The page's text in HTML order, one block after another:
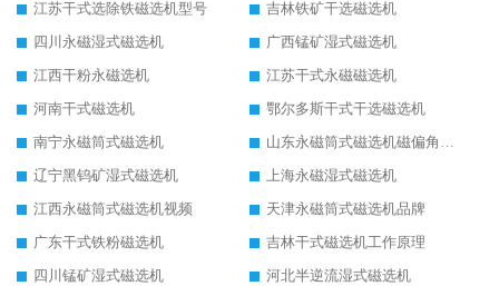
江苏干式选除铁磁选机型号
吉林铁矿干选磁选机
四川永磁湿式磁选机
广西锰矿湿式磁选机
江西干粉永磁选机
江苏干式永磁磁选机
河南干式磁选机
鄂尔多斯干式干选磁选机
南宁永磁筒式磁选机
山东永磁筒式磁选机磁偏角怎么调整
辽宁黑钨矿湿式磁选机
上海永磁湿式磁选机
江西永磁筒式磁选机视频
天津永磁筒式磁选机品牌
广东干式铁粉磁选机
吉林干式磁选机工作原理
四川锰矿湿式磁选机
河北半逆流湿式磁选机